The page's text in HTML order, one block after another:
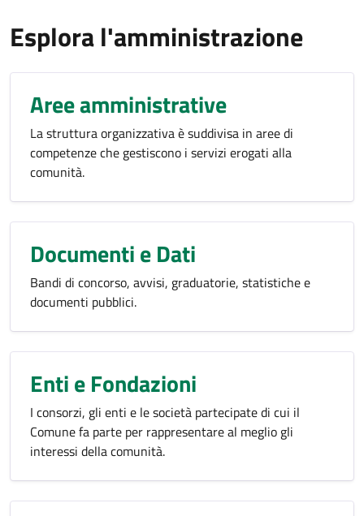
Esplora l'amministrazione
Aree amministrative
La struttura organizzativa è suddivisa in aree di
competenze che gestiscono i servizi erogati alla
comunità.
Documenti e Dati
Bandi di concorso, avvisi, graduatorie, statistiche e
documenti pubblici.
Enti e Fondazioni
I consorzi, gli enti e le società partecipate di cui il
Comune fa parte per rappresentare al meglio gli
interessi della comunità.